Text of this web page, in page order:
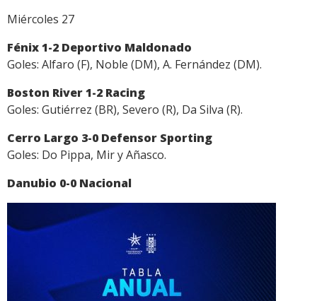
Miércoles 27
Fénix 1-2 Deportivo Maldonado
Goles: Alfaro (F), Noble (DM), A. Fernández (DM).
Boston River 1-2 Racing
Goles: Gutiérrez (BR), Severo (R), Da Silva (R).
Cerro Largo 3-0 Defensor Sporting
Goles: Do Pippa, Mir y Añasco.
Danubio 0-0 Nacional